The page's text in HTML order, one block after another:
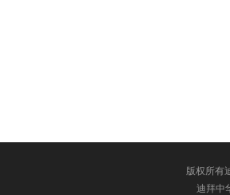
版权所有
迪拜中